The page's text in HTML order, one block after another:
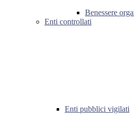
Benessere
Enti controllati
Enti pubblici vigilati